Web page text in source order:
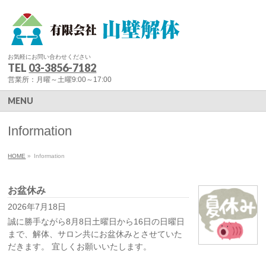
お気軽にお問い合わせください
TEL 03-3856-7182
営業所：月曜～土曜9:00～17:00
MENU
Information
HOME » Information
お盆休み
2026年7月18日
誠に勝手ながら8月8日土曜日から16日の日曜日
まで、解体、サロン共にお盆休みとさせていた
だきます。 宜しくお願いいたします。